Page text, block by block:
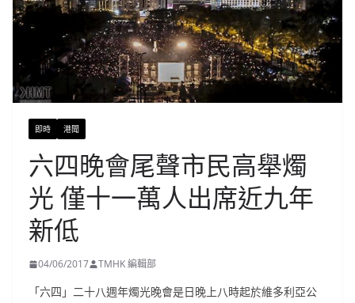
即時 港聞
六四晚會尾聲市民高舉燭
光 僅十一萬人出席近九年
新低
04/06/2017 TMHK 編輯部
「六四」二十八週年燭光晚會是日晚上八時起於維多利亞公